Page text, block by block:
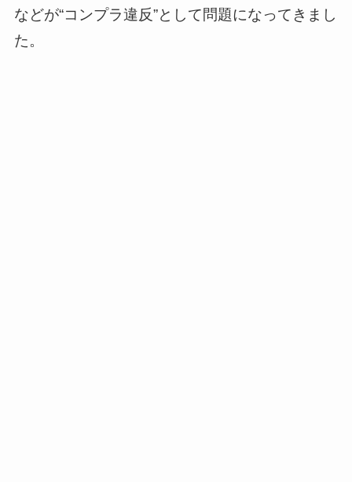
などが“コンプラ違反”として問題になってきまし
た。